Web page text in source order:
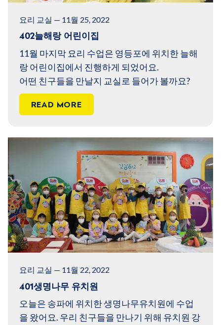
요리 교실 — 11월 25, 2022
402늘해랑 어린이집
11월 마지막 요리 수업은 영등포에 위치한 늘해
랑 어린이집에서 진행하게 되었어요.
어떤 친구들을 만날지 교실로 들어가 볼까요?
READ MORE
요리 교실 — 11월 22, 2022
401생명나무 유치원
오늘은 송파에 위치한 생명나무유치원에 수업
을 왔어요. 우리 친구들을 만나기 위해 유치원 강